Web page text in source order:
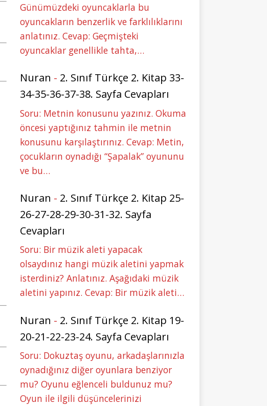
Günümüzdeki oyuncaklarla bu
oyuncakların benzerlik ve farklılıklarını
anlatınız. Cevap: Geçmişteki
oyuncaklar genellikle tahta,…
Nuran - 2. Sınıf Türkçe 2. Kitap 33-
34-35-36-37-38. Sayfa Cevapları
Soru: Metnin konusunu yazınız. Okuma
öncesi yaptığınız tahmin ile metnin
konusunu karşılaştırınız. Cevap: Metin,
çocukların oynadığı “Şapalak” oyununu
ve bu…
Nuran - 2. Sınıf Türkçe 2. Kitap 25-
26-27-28-29-30-31-32. Sayfa
Cevapları
Soru: Bir müzik aleti yapacak
olsaydınız hangi müzik aletini yapmak
isterdiniz? Anlatınız. Aşağıdaki müzik
aletini yapınız. Cevap: Bir müzik aleti…
Nuran - 2. Sınıf Türkçe 2. Kitap 19-
20-21-22-23-24. Sayfa Cevapları
Soru: Dokuztaş oyunu, arkadaşlarınızla
oynadığınız diğer oyunlara benziyor
mu? Oyunu eğlenceli buldunuz mu?
Oyun ile ilgili düşüncelerinizi